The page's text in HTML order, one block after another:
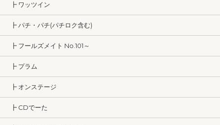
┣ ワッツイン
┣ パチ・パチ(パチロク含む)
┣ フールズメイト No.101～
┣ プラム
┣ オンステージ
┣ CDでーた